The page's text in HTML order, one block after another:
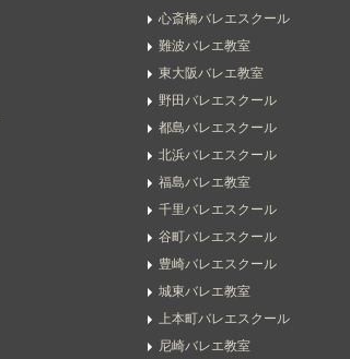
心斎橋バレエスクール
難波バレエ教室
東大阪バレエ教室
野田バレエスクール
都島バレエスクール
北浜バレエスクール
福島バレエ教室
千里バレエスクール
谷町バレエスクール
豊崎バレエスクール
城東バレエ教室
上本町バレエスクール
尼崎バレエ教室